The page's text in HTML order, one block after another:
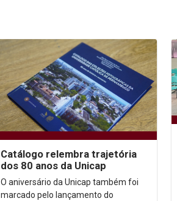
Catálogo relembra trajetória
dos 80 anos da Unicap
O aniversário da Unicap também foi
marcado pelo lançamento do